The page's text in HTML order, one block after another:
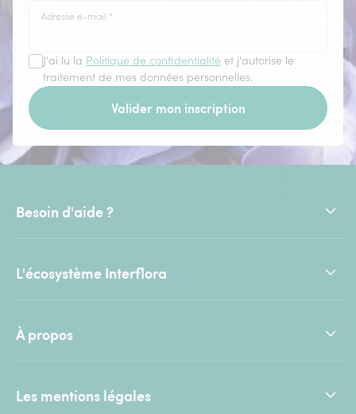
Adresse e-mail *
J'ai lu la Politique de confidentialité et j'autorise le
traitement de mes données personnelles.
Valider mon inscription
Besoin d'aide ?
L'écosystème Interflora
À propos
Les mentions légales